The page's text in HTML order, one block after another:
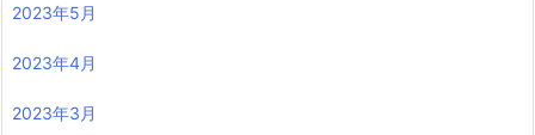
2023年5月
2023年4月
2023年3月